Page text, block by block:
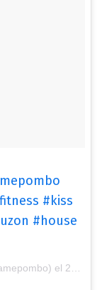
#kiss
#house
el 27 de Ene de 2017 a la(s) 6:08 PST